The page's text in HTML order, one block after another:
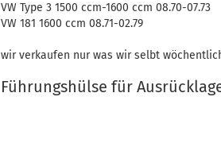
VW Type 3 1500 ccm-1600 ccm 08.70-07.73
VW 181 1600 ccm 08.71-02.79
wir verkaufen nur was wir selbt
Führungshülse für